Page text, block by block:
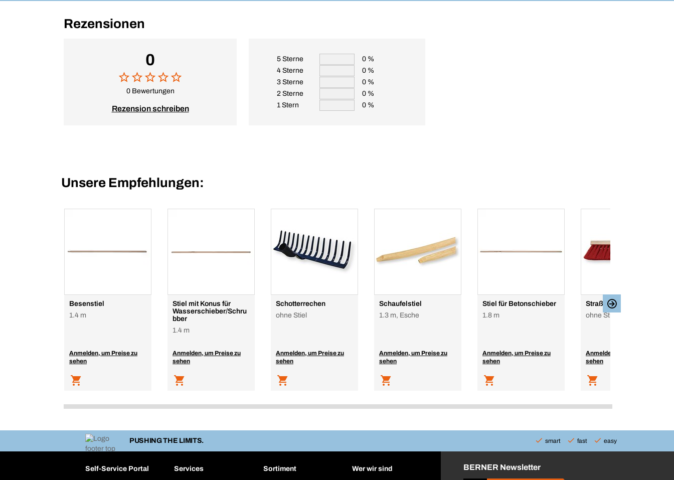
Rezensionen
0
0 Bewertungen
Rezension schreiben
5 Sterne
0 %
4 Sterne
0 %
3 Sterne
0 %
2 Sterne
0 %
1 Stern
0 %
Unsere Empfehlungen:
Besenstiel
1.4 m
Anmelden, um Preise zu
sehen
Stiel mit Konus für
Wasserschieber/Schru
bber
1.4 m
Anmelden, um Preise zu
sehen
Schotterrechen
ohne Stiel
Anmelden, um Preise zu
sehen
Schaufelstiel
1.3 m, Esche
Anmelden, um Preise zu
sehen
Stiel für Betonschieber
1.8 m
Anmelden, um Preise zu
sehen
Straßenbesen
ohne Stiel
Anmelden, um Preise zu
sehen
PUSHING THE LIMITS. smart fast easy
Self-Service Portal Services Sortiment Wer wir sind BERNER Newsletter